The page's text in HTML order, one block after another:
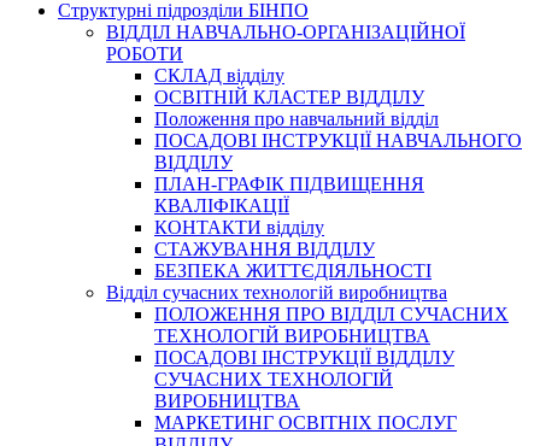
Структурні підрозділи БІНПО
ВІДДІЛ НАВЧАЛЬНО-ОРГАНІЗАЦІЙНОЇ
РОБОТИ
СКЛАД відділу
ОСВІТНІЙ КЛАСТЕР ВІДДІЛУ
Положення про навчальний вiддiл
ПОСАДОВІ ІНСТРУКЦІЇ НАВЧАЛЬНОГО
ВІДДІЛУ
ПЛАН-ГРАФІК ПІДВИЩЕННЯ
КВАЛІФІКАЦІЇ
КОНТАКТИ відділу
СТАЖУВАННЯ ВІДДІЛУ
БЕЗПЕКА ЖИТТЄДІЯЛЬНОСТІ
Відділ сучасних технологій виробництва
ПОЛОЖЕННЯ ПРО ВІДДІЛ СУЧАСНИХ
ТЕХНОЛОГІЙ ВИРОБНИЦТВА
ПОСАДОВІ ІНСТРУКЦІЇ ВІДДІЛУ
СУЧАСНИХ ТЕХНОЛОГІЙ
ВИРОБНИЦТВА
МАРКЕТИНГ ОСВІТНІХ ПОСЛУГ